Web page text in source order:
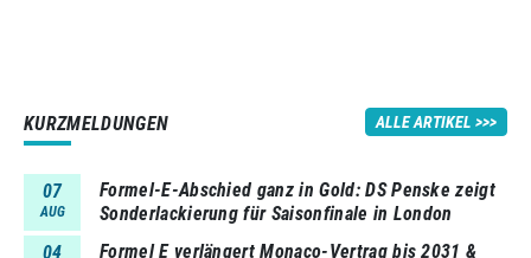
KURZMELDUNGEN ALLE ARTIKEL
07
AUG
Formel-E-Abschied ganz in Gold: DS Penske zeigt
Sonderlackierung für Saisonfinale in London
04
Formel E verlängert Monaco-Vertrag bis 2031 &